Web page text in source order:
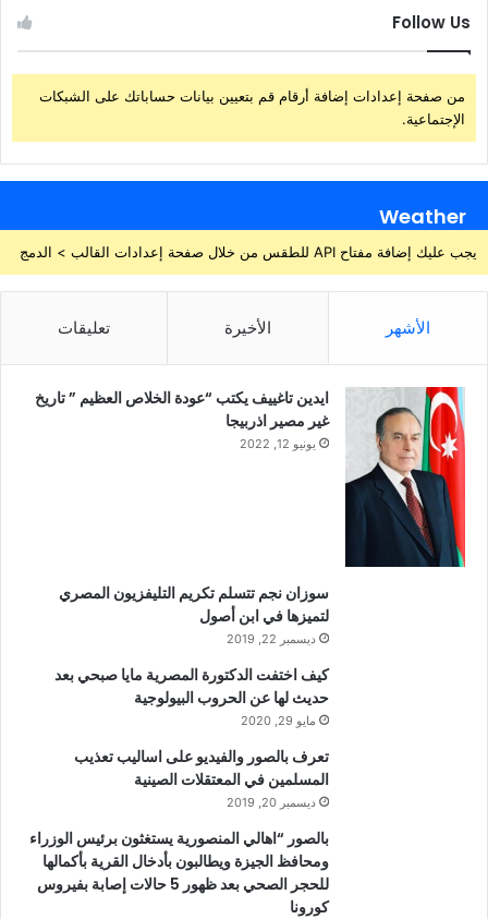
Follow Us
من صفحة إعدادات إضافة أرقام قم بتعيين بيانات حساباتك على الشبكات
الإجتماعية.
Weather
يجب عليك إضافة مفتاح API للطقس من خلال صفحة إعدادات القالب > الدمج
الأشهر الأخيرة تعليقات
ايدين تاغييف يكتب “عودة الخلاص العظيم ” تاريخ
غير مصير اذربيجا
يونيو 12, 2022
سوزان نجم تتسلم تكريم التليفزيون المصري
لتميزها في ابن أصول
ديسمبر 22, 2019
كيف اختفت الدكتورة المصرية مايا صبحي بعد
حديث لها عن الحروب البيولوجية
مايو 29, 2020
تعرف بالصور والفيديو على اساليب تعذيب
المسلمين في المعتقلات الصينية
ديسمبر 20, 2019
بالصور “اهالي المنصورية يستغثون برئيس الوزراء
ومحافظ الجيزة ويطالبون بأدخال القرية بأكمالها
للحجر الصحي بعد ظهور 5 حالات إصابة بفيروس
كورونا